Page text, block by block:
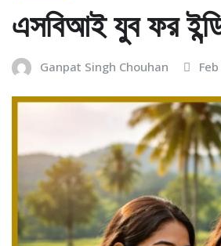
এসবিআই যুব ফর
Ganpat Singh Chouhan